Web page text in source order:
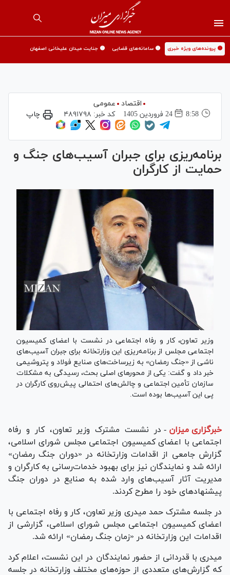
🟡 پرونده‌های ویژه خبری 🟡 سامانه‌های قضایی 🟡 جنایت میدان علیخانی اصفهان
اقتصاد
عمومی
8:58
24 فروردين 1405 کد خبر: ۴۸۹۱۷۹۸ چاپ
برنامه‌ریزی برای جبران آسیب‌های جنگ و
حمایت از کارگران
وزیر تعاون، کار و رفاه اجتماعی در نشست با اعضای کمیسیون
اجتماعی مجلس از برنامه‌ریزی این وزارتخانه برای جبران آسیب‌های
ناشی از «جنگ رمضان» به زیرساخت‌های صنایع فولاد و پتروشیمی
خبر داد و گفت: یکی از محور‌های اصلی بحث، رسیدگی به مشکلات
سازمان تأمین اجتماعی و چالش‌های احتمالی پیش‌روی کارگران در
پی این آسیب‌ها بوده است.
خبرگزاری میزان - در نشست مشترک وزیر تعاون، کار و رفاه
اجتماعی با اعضای کمیسیون اجتماعی مجلس شورای اسلامی،
گزارش جامعی از اقدامات وزارتخانه در «دوران جنگ رمضان»
ارائه شد و نمایندگان نیز برای بهبود خدمات‌رسانی به کارگران و
مدیریت آثار آسیب‌های وارد شده به صنایع در دوران جنگ
پیشنهاد‌های خود را مطرح کردند.
در جلسه مشترک‌ حمد میدری وزیر تعاون، کار و رفاه اجتماعی با
اعضای کمیسیون اجتماعی مجلس شورای اسلامی، گزارشی از
اقدامات این وزارتخانه در «زمان جنگ رمضان» ارائه شد.
میدری با قدردانی از حضور نمایندگان در این نشست، اعلام کرد
که گزارش‌های متعددی از حوزه‌های مختلف وزارتخانه در جلسه